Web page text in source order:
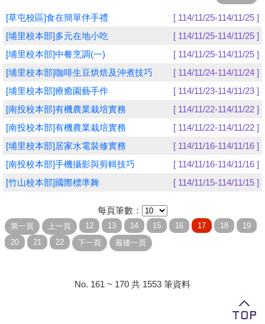
友站連結
網路選課
學員專區
教師專區
評委專區
[草屯校區]食在簡單伴手禮
[ 114/11/25-114/11/25 ]
[埔里校本部]多元在地小吃
[ 114/11/25-114/11/25 ]
[埔里校本部]中餐烹調(一)
[ 114/11/25-114/11/25 ]
[埔里校本部]咖啡生豆烘焙及沖煮技巧
[ 114/11/24-114/11/24 ]
[埔里校本部]療癒園藝手作
[ 114/11/23-114/11/23 ]
[南投校本部]有機農業栽培實務
[ 114/11/22-114/11/22 ]
[南投校本部]有機農業栽培實務
[ 114/11/22-114/11/22 ]
[埔里校本部]居家水電裝修實務
[ 114/11/16-114/11/16 ]
[南投校本部]手機攝影與剪輯技巧
[ 114/11/16-114/11/16 ]
[竹山校本部]國際標準舞
[ 114/11/15-114/11/15 ]
每頁筆數：
No. 161 ~ 170 共 1553 筆資料